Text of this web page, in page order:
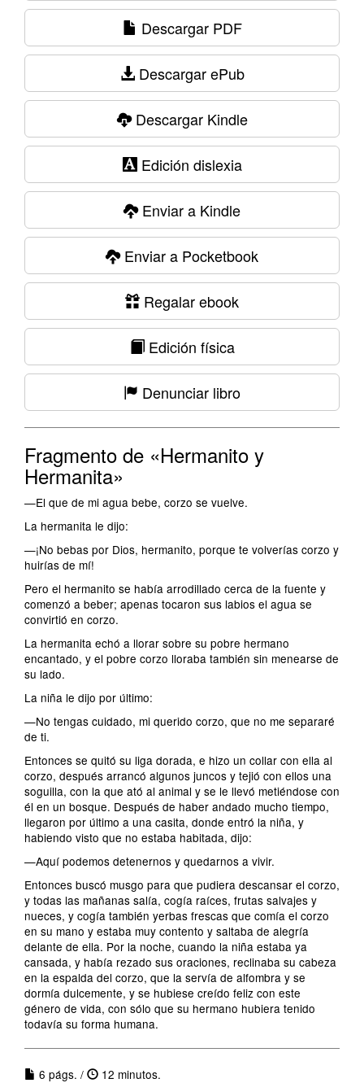
Descargar PDF
Descargar ePub
Descargar Kindle
Edición dislexia
Enviar a Kindle
Enviar a Pocketbook
Regalar ebook
Edición física
Denunciar libro
Fragmento de «Hermanito y
Hermanita»
—El que de mi agua bebe, corzo se vuelve.
La hermanita le dijo:
—¡No bebas por Dios, hermanito, porque te volverías corzo y
huirías de mí!
Pero el hermanito se había arrodillado cerca de la fuente y
comenzó a beber; apenas tocaron sus labios el agua se
convirtió en corzo.
La hermanita echó a llorar sobre su pobre hermano
encantado, y el pobre corzo lloraba también sin menearse de
su lado.
La niña le dijo por último:
—No tengas cuidado, mi querido corzo, que no me separaré
de ti.
Entonces se quitó su liga dorada, e hizo un collar con ella al
corzo, después arrancó algunos juncos y tejió con ellos una
soguilla, con la que ató al animal y se le llevó metiéndose con
él en un bosque. Después de haber andado mucho tiempo,
llegaron por último a una casita, donde entró la niña, y
habiendo visto que no estaba habitada, dijo:
—Aquí podemos detenernos y quedarnos a vivir.
Entonces buscó musgo para que pudiera descansar el corzo,
y todas las mañanas salía, cogía raíces, frutas salvajes y
nueces, y cogía también yerbas frescas que comía el corzo
en su mano y estaba muy contento y saltaba de alegría
delante de ella. Por la noche, cuando la niña estaba ya
cansada, y había rezado sus oraciones, reclinaba su cabeza
en la espalda del corzo, que la servía de alfombra y se
dormía dulcemente, y se hubiese creído feliz con este
género de vida, con sólo que su hermano hubiera tenido
todavía su forma humana.
6 págs. /
12 minutos.